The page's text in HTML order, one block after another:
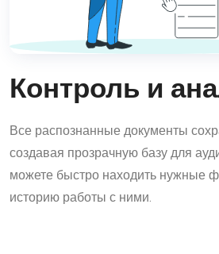
Контроль и
Все распознанные документы
создавая прозрачную базу для
можете быстро находить нужные
историю работы с ними.